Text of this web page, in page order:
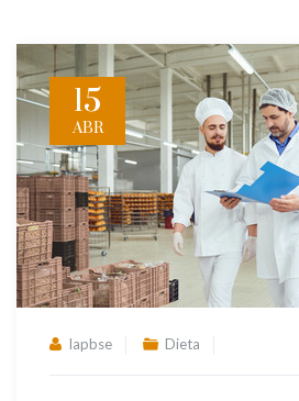
15
ABR
lapbse Dieta